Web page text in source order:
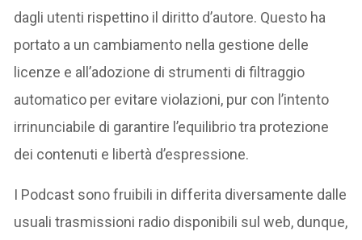
dagli utenti rispettino il diritto d’autore. Questo ha
portato a un cambiamento nella gestione delle
licenze e all’adozione di strumenti di filtraggio
automatico per evitare violazioni, pur con l’intento
irrinunciabile di garantire l’equilibrio tra protezione
dei contenuti e libertà d’espressione.
I Podcast sono fruibili in differita diversamente dalle
usuali trasmissioni radio disponibili sul web, dunque,